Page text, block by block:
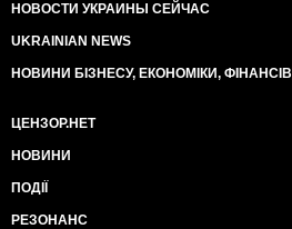
НОВОСТИ УКРАИНЫ СЕЙЧАС
UKRAINIAN NEWS
НОВИНИ БІЗНЕСУ, ЕКОНОМІКИ, ФІНАНСІВ
ЦЕНЗОР.НЕТ
НОВИНИ
ПОДІЇ
РЕЗОНАНС